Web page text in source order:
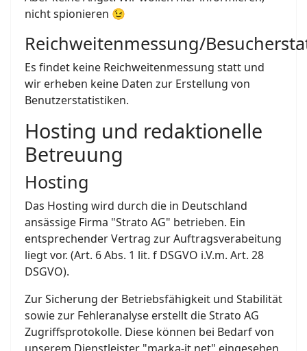
nicht spionieren 😉
Reichweitenmessung/
Es findet keine Reichweitenmessung statt und
wir erheben keine Daten zur Erstellung von
Benutzerstatistiken.
Hosting und redaktionelle
Betreuung
Hosting
Das Hosting wird durch die in Deutschland
ansässige Firma "Strato AG" betrieben. Ein
entsprechender Vertrag zur Auftragsverabeitung
liegt vor. (Art. 6 Abs. 1 lit. f DSGVO i.V.m. Art. 28
DSGVO).
Zur Sicherung der Betriebsfähigkeit und Stabilität
sowie zur Fehleranalyse erstellt die Strato AG
Zugriffsprotokolle. Diese können bei Bedarf von